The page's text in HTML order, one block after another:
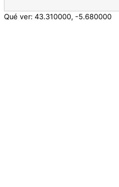
Qué ver: 43.310000, -5.680000